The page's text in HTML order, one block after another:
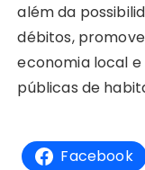
além da
débitos,
economia local
públicas de
Facebook